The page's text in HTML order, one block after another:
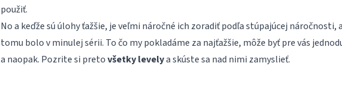
použiť.
No a keďže sú úlohy ťažšie, je veľmi náročné ich zoradiť podľa stúpajúcej náročnosti,
tomu bolo v minulej sérii. To čo my pokladáme za najťažšie, môže byť pre vás
a naopak. Pozrite si pretovšetky levelya skúste sa nad nimi zamyslieť.